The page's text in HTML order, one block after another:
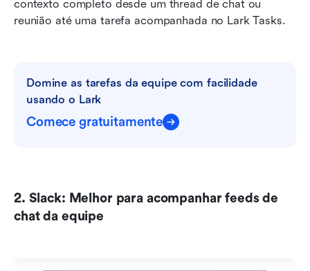
contexto completo desde um thread de chat ou
reunião até uma tarefa acompanhada no Lark Tasks.
Domine as tarefas da equipe com facilidade
usando o Lark
Comece gratuitamente
2. Slack: Melhor para acompanhar feeds de
chat da equipe